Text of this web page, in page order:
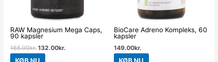
RAW Magnesium Mega Caps,
90 kapsler
165.00kr. 132.00kr.
KØB NU
BioCare Adreno Kompleks, 60
kapsler
149.00kr.
KØB NU